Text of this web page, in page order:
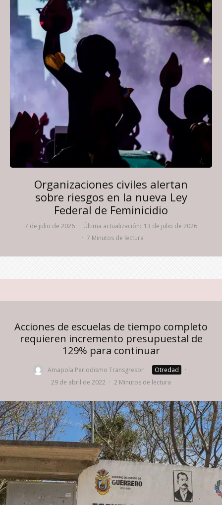
Organizaciones civiles alertan
sobre riesgos en la nueva Ley
Federal de Feminicidio
7 de julio de 2026 · Última actualización: 13 de julio de 2026
· 7 Minutos de lectura
Acciones de escuelas de tiempo completo
requieren incremento presupuestal de
129% para continuar
Amapola Periodismo Transgresor · Otredad
·
29 de abril de 2022 · 2 Minutos de lectura